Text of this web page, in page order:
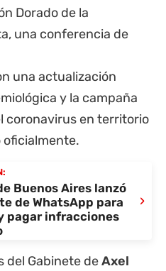
Dorado de la
una conferencia de
una actualización
y la campaña
coronavirus en territorio
oficialmente.
Buenos Aires lanzó
de WhatsApp para
pagar infracciones
›
del Gabinete deAxel